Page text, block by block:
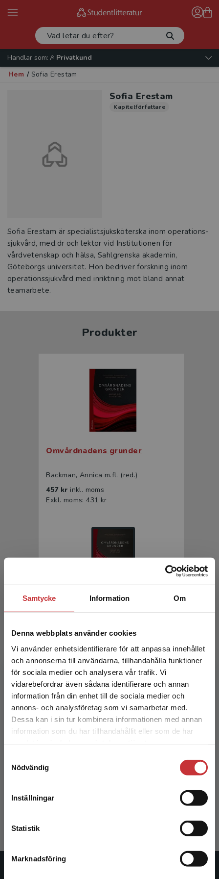
Samtycke Information Om
Denna webbplats använder cookies
Vi använder enhetsidentifierare för att anpassa innehållet
och annonserna till användarna, tillhandahålla funktioner
för sociala medier och analysera vår trafik. Vi
vidarebefordrar även sådana identifierare och annan
information från din enhet till de sociala medier och
annons- och analysföretag som vi samarbetar med.
Dessa kan i sin tur kombinera informationen med annan
information som du har tillhandahållit eller som de har
Nödvändig
Inställningar
Statistik
Marknadsföring
Begränsad fraktregion
Det verkar som att du besöker
studentlitteratur.se via en enhet utanför Sverige.
Vi erbjuder inte leveranser utanför Sverige. För
att kunna slutföra ett köp måste
Handlar som:
Privatkund
Hem / Sofia Erestam
Sofia Erestam
Kapitelförfattare
Sofia Erestam är specialistsjuksköterska inom operations-
sjukvård, med.dr och lektor vid Institutionen för
vårdvetenskap och hälsa, Sahlgrenska akademin,
Göteborgs universitet. Hon bedriver forskning inom
operationssjukvård med inriktning mot bland annat
teamarbete.
Produkter
Omvårdnadens grunder
Backman, Annica m.fl. (red.)
457 kr inkl. moms
Exkl. moms: 431 kr
Omvårdnadens grunder
Backman, Annica m.fl. (red.)
298 krinkl. moms
Exkl. moms: 281 kr
Omvårdnadens grunder - paket